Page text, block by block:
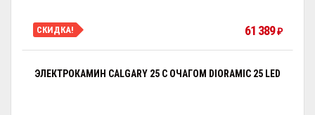
СКИДКА! 61 389 ₽
ЭЛЕКТРОКАМИН CALGARY 25 С ОЧАГОМ DIORAMIC 25 LED